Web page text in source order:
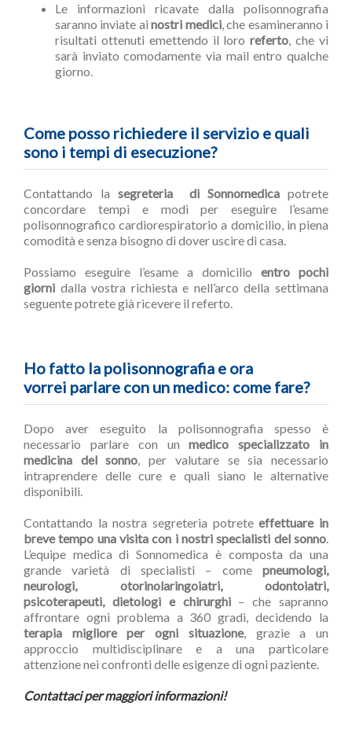
Le informazioni ricavate dalla polisonnografia
saranno inviate ainostri medici, che esamineranno i
risultati ottenuti emettendo il lororeferto, che vi
sarà inviato comodamente via mail entro qualche
giorno.
Come posso richiedere il servizio e quali
sono i tempi di esecuzione?
Contattando lasegreteria di Sonnomedicapotrete
concordare tempi e modi per eseguire l’esame
polisonnografico cardiorespiratorio a domicilio, in piena
comodità e senza bisogno di dover uscire di casa.
Possiamo eseguire l’esame a domicilio entro pochi
giorni dalla vostra richiesta e nell’arco della settimana
seguente potrete già ricevere il referto.
Ho fatto la polisonnografia e ora
vorrei parlare con un medico: come fare?
Dopo aver eseguito la polisonnografia spesso è
necessario parlare con unmedico specializzato in
medicina del sonno, per valutare se sia necessario
intraprendere delle cure e quali siano le alternative
disponibili.
Contattando la nostra segreteria potreteeffettuare in
breve tempo una visita con i nostri specialisti del sonno.
L’equipe medica di Sonnomedica è composta da una
grande varietà di specialisti – come pneumologi,
neurologi, otorinolaringoiatri, odontoiatri,
psicoterapeuti, dietologi e chirurghi– che sapranno
affrontare ogni problema a 360 gradi, decidendo la
terapia migliore per ogni situazione, grazie a un
approccio multidisciplinare e a una particolare
attenzione nei confronti delle esigenze di ogni paziente.
Contattaci per maggiori informazioni!